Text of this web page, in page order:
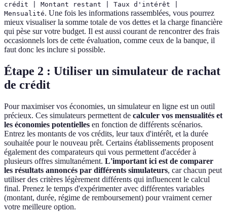
crédit | Montant restant | Taux d'intérêt |
Mensualité. Une fois les informations rassemblées, vous pourrez
mieux visualiser la somme totale de vos dettes et la charge financière
qui pèse sur votre budget. Il est aussi courant de rencontrer des frais
occasionnels lors de cette évaluation, comme ceux de la banque, il
faut donc les inclure si possible.
Étape 2 : Utiliser un simulateur de rachat
de crédit
Pour maximiser vos économies, un simulateur en ligne est un outil
précieux. Ces simulateurs permettent de calculer vos mensualités et
les économies potentielles en fonction de différents scénarios.
Entrez les montants de vos crédits, leur taux d'intérêt, et la durée
souhaitée pour le nouveau prêt. Certains établissements proposent
également des comparateurs qui vous permettent d'accéder à
plusieurs offres simultanément. L'important ici est de comparer
les résultats annoncés par différents simulateurs, car chacun peut
utiliser des critères légèrement différents qui influencent le calcul
final. Prenez le temps d'expérimenter avec différentes variables
(montant, durée, régime de remboursement) pour vraiment cerner
votre meilleure option.